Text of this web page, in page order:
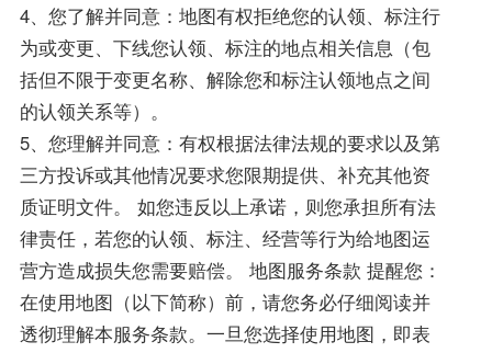
4、您了解并同意：地图有权拒绝您的认领、标注行
为或变更、下线您认领、标注的地点相关信息（包
括但不限于变更名称、解除您和标注认领地点之间
的认领关系等）。
5、您理解并同意：有权根据法律法规的要求以及第
三方投诉或其他情况要求您限期提供、补充其他资
质证明文件。 如您违反以上承诺，则您承担所有法
律责任，若您的认领、标注、经营等行为给地图运
营方造成损失您需要赔偿。 地图服务条款 提醒您：
在使用地图（以下简称）前，请您务必仔细阅读并
透彻理解本服务条款。一旦您选择使用地图，即表